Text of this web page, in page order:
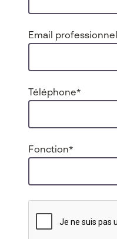
Email professionnel
Téléphone*
Fonction*